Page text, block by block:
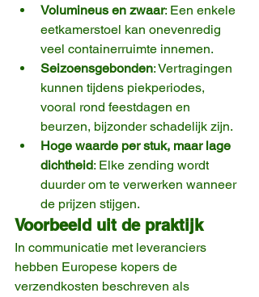
Volumineus en zwaar: Een enkele
eetkamerstoel kan onevenredig
veel containerruimte innemen.
Seizoensgebonden: Vertragingen
kunnen tijdens piekperiodes,
vooral rond feestdagen en
beurzen, bijzonder schadelijk zijn.
Hoge waarde per stuk, maar lage
dichtheid: Elke zending wordt
duurder om te verwerken wanneer
de prijzen stijgen.
Voorbeeld uit de praktijk
In communicatie met leveranciers
hebben Europese kopers de
verzendkosten beschreven als